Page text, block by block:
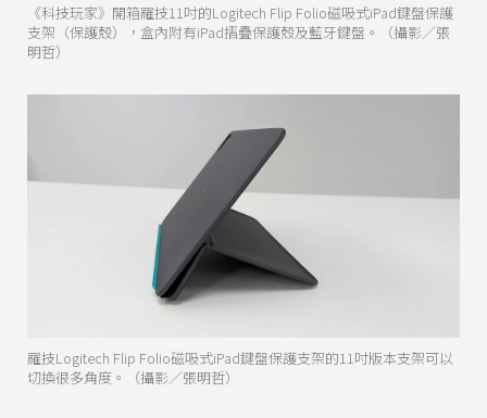
《科技玩家》開箱羅技11吋的Logitech Flip Folio磁吸式iPad鍵盤保護
支架（保護殼），盒內附有iPad摺疊保護殼及藍牙鍵盤。（攝影／張
明哲）
羅技Logitech Flip Folio磁吸式iPad鍵盤保護支架的11吋版本支架可以
切換很多角度。（攝影／張明哲）